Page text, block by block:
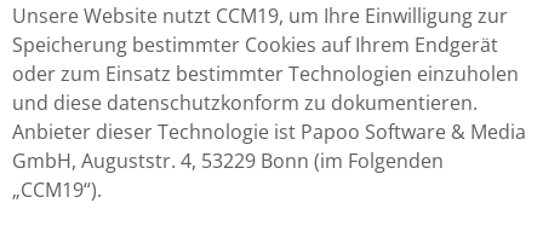
Unsere Website nutzt CCM19, um Ihre Einwilligung zur
Speicherung bestimmter Cookies auf Ihrem Endgerät
oder zum Einsatz bestimmter Technologien einzuholen
und diese datenschutzkonform zu dokumentieren.
Anbieter dieser Technologie ist Papoo Software & Media
GmbH, Auguststr. 4, 53229 Bonn (im Folgenden
„CCM19“).